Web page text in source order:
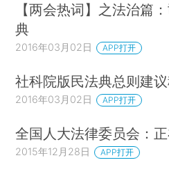
【两会热词】之法治篇
典
2016年03月02日 APP打开
社科院版民法典总则建
2016年03月02日 APP打开
全国人大法律委员会：
2015年12月28日 APP打开